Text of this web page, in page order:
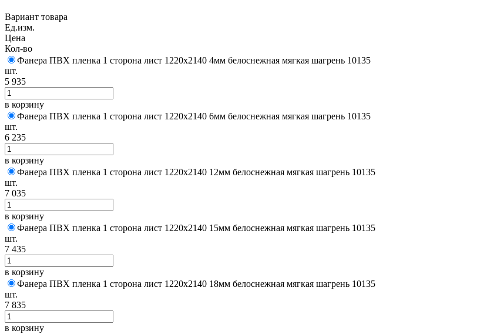
Вариант товара
Ед.изм.
Цена
Кол-во
Фанера ПВХ пленка 1 сторона лист 1220х2140 4мм белоснежная мягкая шагрень 10135
шт.
5 935
в корзину
Фанера ПВХ пленка 1 сторона лист 1220х2140 6мм белоснежная мягкая шагрень 10135
шт.
6 235
в корзину
Фанера ПВХ пленка 1 сторона лист 1220х2140 12мм белоснежная мягкая шагрень 10135
шт.
7 035
в корзину
Фанера ПВХ пленка 1 сторона лист 1220х2140 15мм белоснежная мягкая шагрень 10135
шт.
7 435
в корзину
Фанера ПВХ пленка 1 сторона лист 1220х2140 18мм белоснежная мягкая шагрень 10135
шт.
7 835
в корзину